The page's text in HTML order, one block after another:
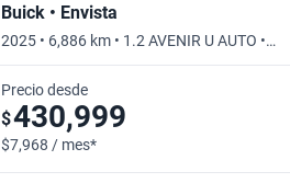
Buick • Envista
2025 • 6,886 km • 1.2 AVENIR U AUTO •
Automático
Precio desde
$430,999
$7,968 / mes*